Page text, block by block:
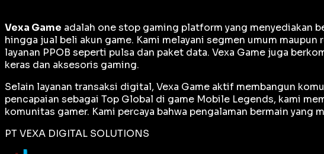
Vexa Game adalah one stop gaming platform yang menyediakan
hingga jual beli akun game. Kami melayani segmen umum
layanan PPOB seperti pulsa dan paket data. Vexa Game juga
keras dan aksesoris gaming.
Selain layanan transaksi digital, Vexa Game aktif membangun
pencapaian sebagai Top Global di game Mobile Legends, kami
komunitas gamer. Kami percaya bahwa pengalaman bermain
PT VEXA DIGITAL SOLUTIONS